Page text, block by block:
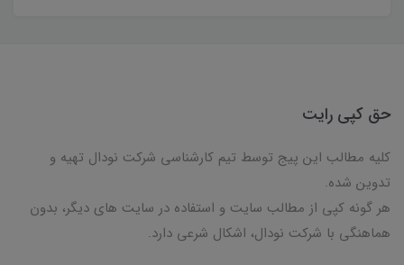
حق کپی رایت
کلیه مطالب این پیج توسط تیم کارشناسی شرکت نودال تهیه و
تدوین شده.
هر گونه کپی از مطالب سایت و استفاده در سایت های دیگر، بدون
هماهنگی با شرکت نودال، اشکال شرعی دارد.